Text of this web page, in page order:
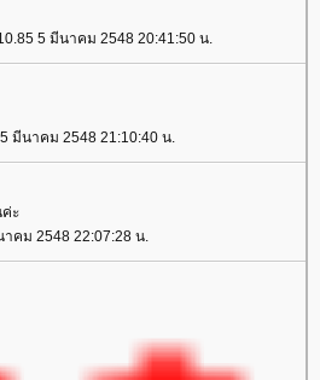
5 มีนาคม 2548 20:41:50 น.
มีนาคม 2548 21:10:40 น.
ะ
คม 2548 22:07:28 น.